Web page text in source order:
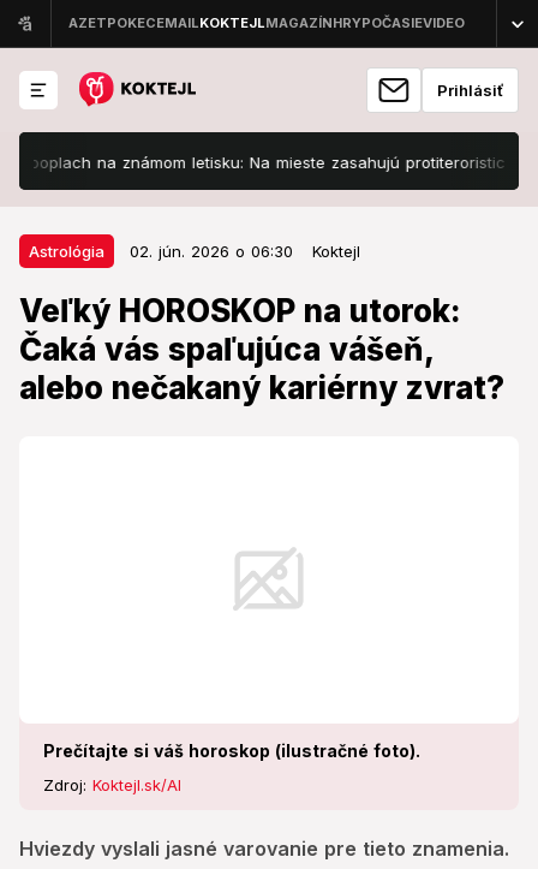
Prihlásiť
na známom letisku: Na mieste zasahujú protiteroristické zložky
Astrológia 02. jún. 2026 o 06:30 Koktejl
Veľký HOROSKOP na utorok:
Čaká vás spaľujúca vášeň,
alebo nečakaný kariérny zvrat?
Prečítajte si váš horoskop (ilustračné foto).
Zdroj: Koktejl.sk/AI
Hviezdy vyslali jasné varovanie pre tieto znamenia.
Astrológia 02. jún. 2026 o 06:30
Veľký HOROSKOP na utorok: Čaká
vás spaľujúca vášeň, alebo
nečakaný kariérny zvrat?